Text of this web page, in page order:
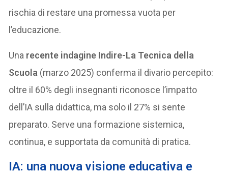
rischia di restare una promessa vuota per
l’educazione.
Una recente indagine Indire-La Tecnica della
Scuola (marzo 2025) conferma il divario percepito:
oltre il 60% degli insegnanti riconosce l’impatto
dell’IA sulla didattica, ma solo il 27% si sente
preparato. Serve una formazione sistemica,
continua, e supportata da comunità di pratica.
IA: una nuova visione educativa e